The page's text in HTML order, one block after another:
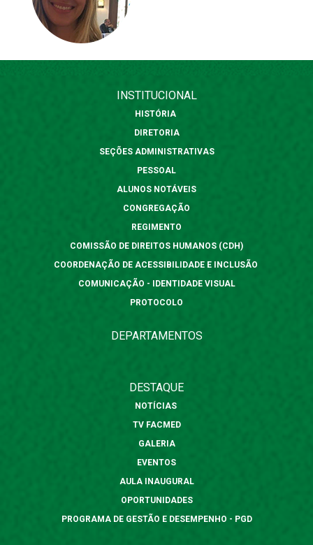
INSTITUCIONAL
HISTÓRIA
DIRETORIA
SEÇÕES ADMINISTRATIVAS
PESSOAL
ALUNOS NOTÁVEIS
CONGREGAÇÃO
REGIMENTO
COMISSÃO DE DIREITOS HUMANOS (CDH)
COORDENAÇÃO DE ACESSIBILIDADE E INCLUSÃO
COMUNICAÇÃO - IDENTIDADE VISUAL
PROTOCOLO
DEPARTAMENTOS
DESTAQUE
NOTÍCIAS
TV FACMED
GALERIA
EVENTOS
AULA INAUGURAL
OPORTUNIDADES
PROGRAMA DE GESTÃO E DESEMPENHO - PGD